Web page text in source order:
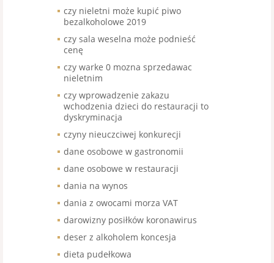
czy nieletni może kupić piwo
bezalkoholowe 2019
czy sala weselna może podnieść
cenę
czy warke 0 mozna sprzedawac
nieletnim
czy wprowadzenie zakazu
wchodzenia dzieci do restauracji to
dyskryminacja
czyny nieuczciwej konkurecji
dane osobowe w gastronomii
dane osobowe w restauracji
dania na wynos
dania z owocami morza VAT
darowizny posiłków koronawirus
deser z alkoholem koncesja
dieta pudełkowa